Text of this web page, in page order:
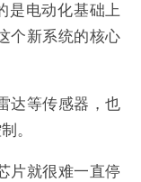
是电动化基础上
个新系统的核心
达等传感器，也
。
片就很难一直停